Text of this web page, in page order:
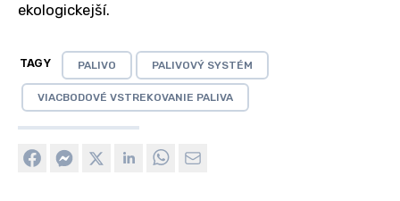
ekologickejší.
TAGY PALIVO PALIVOVÝ SYSTÉM
VIACBODOVÉ VSTREKOVANIE PALIVA